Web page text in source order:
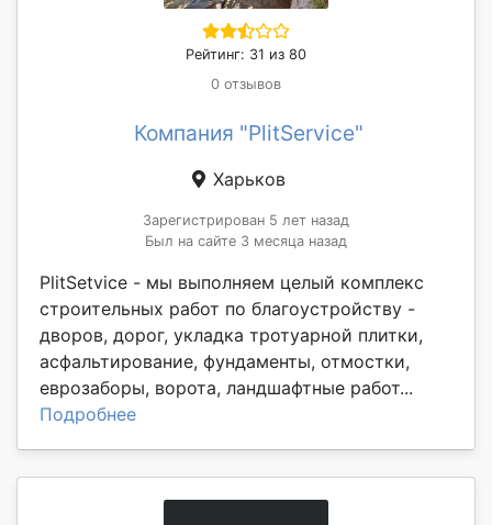
Рейтинг: 31 из 80
0 отзывов
Компания "PlitService"
Харьков
Зарегистрирован 5 лет назад
Был на сайте 3 месяца назад
PlitSetvice - мы выполняем целый комплекс
строительных работ по благоустройству -
дворов, дорог, укладка тротуарной плитки,
асфальтирование, фундаменты, отмостки,
еврозаборы, ворота, ландшафтные работ...
Подробнее